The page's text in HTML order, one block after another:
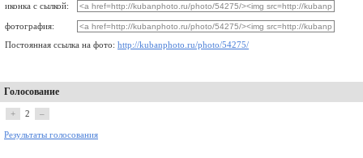
иконка с сылкой:
фотография:
Постоянная ссылка на фото: http://kubanphoto.ru/photo/54275/
Голосование
+ 2 –
Результаты голосования